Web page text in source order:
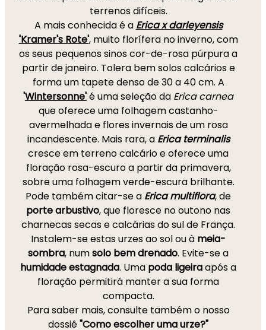
terrenos difíceis.
A mais conhecida é a Erica x darleyensis
'Kramer's Rote', muito florífera no inverno, com
os seus pequenos sinos cor-de-rosa púrpura a
partir de janeiro. Tolera bem solos calcários e
forma um tapete denso de 30 a 40 cm. A
'Wintersonne'é uma seleção da Erica carnea
que oferece uma folhagem castanho-
avermelhada e flores invernais de um rosa
incandescente. Mais rara, a Erica terminalis
cresce em terreno calcário e oferece uma
floração rosa-escuro a partir da primavera,
sobre uma folhagem verde-escura brilhante.
Pode também citar-se a Erica multiflora, de
porte arbustivo, que floresce no outono nas
charnecas secas e calcárias do sul de França.
Instalem-se estas urzes ao sol ou à meia-
sombra, numsolo bem drenado. Evite-se a
humidade estagnada. Uma poda ligeiraapós a
floração permitirá manter a sua forma
compacta.
Para saber mais, consulte também o nosso
dossiê"Como escolher uma urze?"